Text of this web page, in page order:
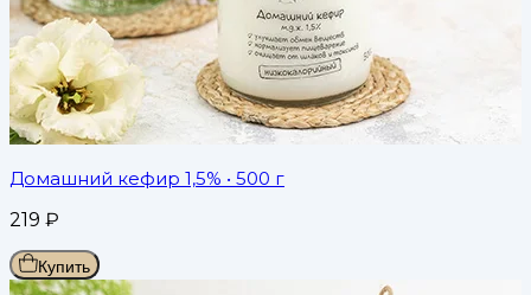
Домашний кефир 1,5% • 500 г
219 ₽
Купить